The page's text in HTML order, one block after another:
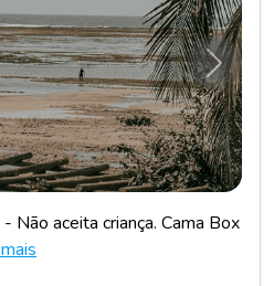
Não aceita criança. Cama Box